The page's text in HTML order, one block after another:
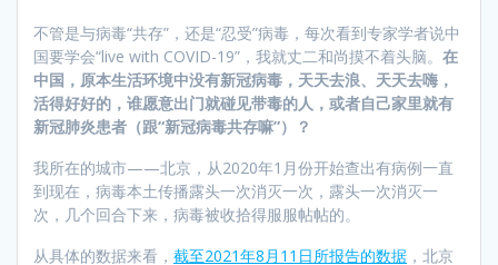
不管是与病毒“共存”，还是“忍受”病毒，每次看到专家学者说中
国要学会“live with COVID-19”，我就丈二和尚摸不着头脑。 在
中国，原本生活环境中没有新冠病毒，天天去浪、天天去嗨，
活得好好的，谁愿意出门就碰见带毒的人，或者自己家里就有
新冠肺炎患者（跟“新冠病毒共存嘛”）？
我所在的城市——北京，从2020年1月份开始查出有病例一直
到现在，病毒本土传播露头一次消灭一次，露头一次消灭一
次，几个回合下来，病毒被收拾得服服帖帖的。
从具体的数据来看， 截至2021年8月11日所报告的数据 ，北京